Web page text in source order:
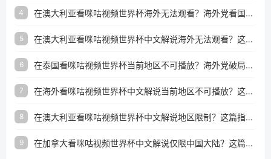
4 在澳大利亚看咪咕视频世界杯海外无法观看？海外党看国内体育直播的终极解法
5 在澳大利亚看咪咕视频世界杯中文解说海外无法观看？这篇指南帮你搞定所有体育直播难题
6 在泰国看咪咕视频世界杯当前地区不可播放？海外党破局看中文解说赛事指南
7 在海外看咪咕视频世界杯中文解说当前地区不可播放？这篇指南帮你搞定所有体育赛事直播难题
8 在澳大利亚看咪咕视频世界杯中文解说地区限制？这篇指南帮你搞定海外观赛难题
9 在加拿大看咪咕视频世界杯中文解说仅限中国大陆？这篇指南帮你轻松解锁中文解说和赛事直播